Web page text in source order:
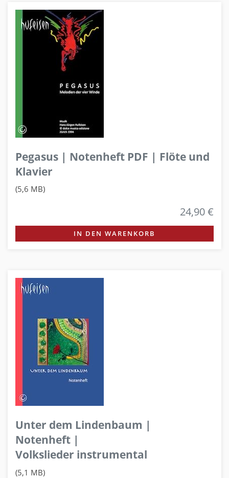
Pegasus | Notenheft PDF | Flöte und
Klavier
(5,6 MB)
24,90 €
IN DEN WARENKORB
Unter dem Lindenbaum |
Notenheft |
Volkslieder instrumental
(5,1 MB)